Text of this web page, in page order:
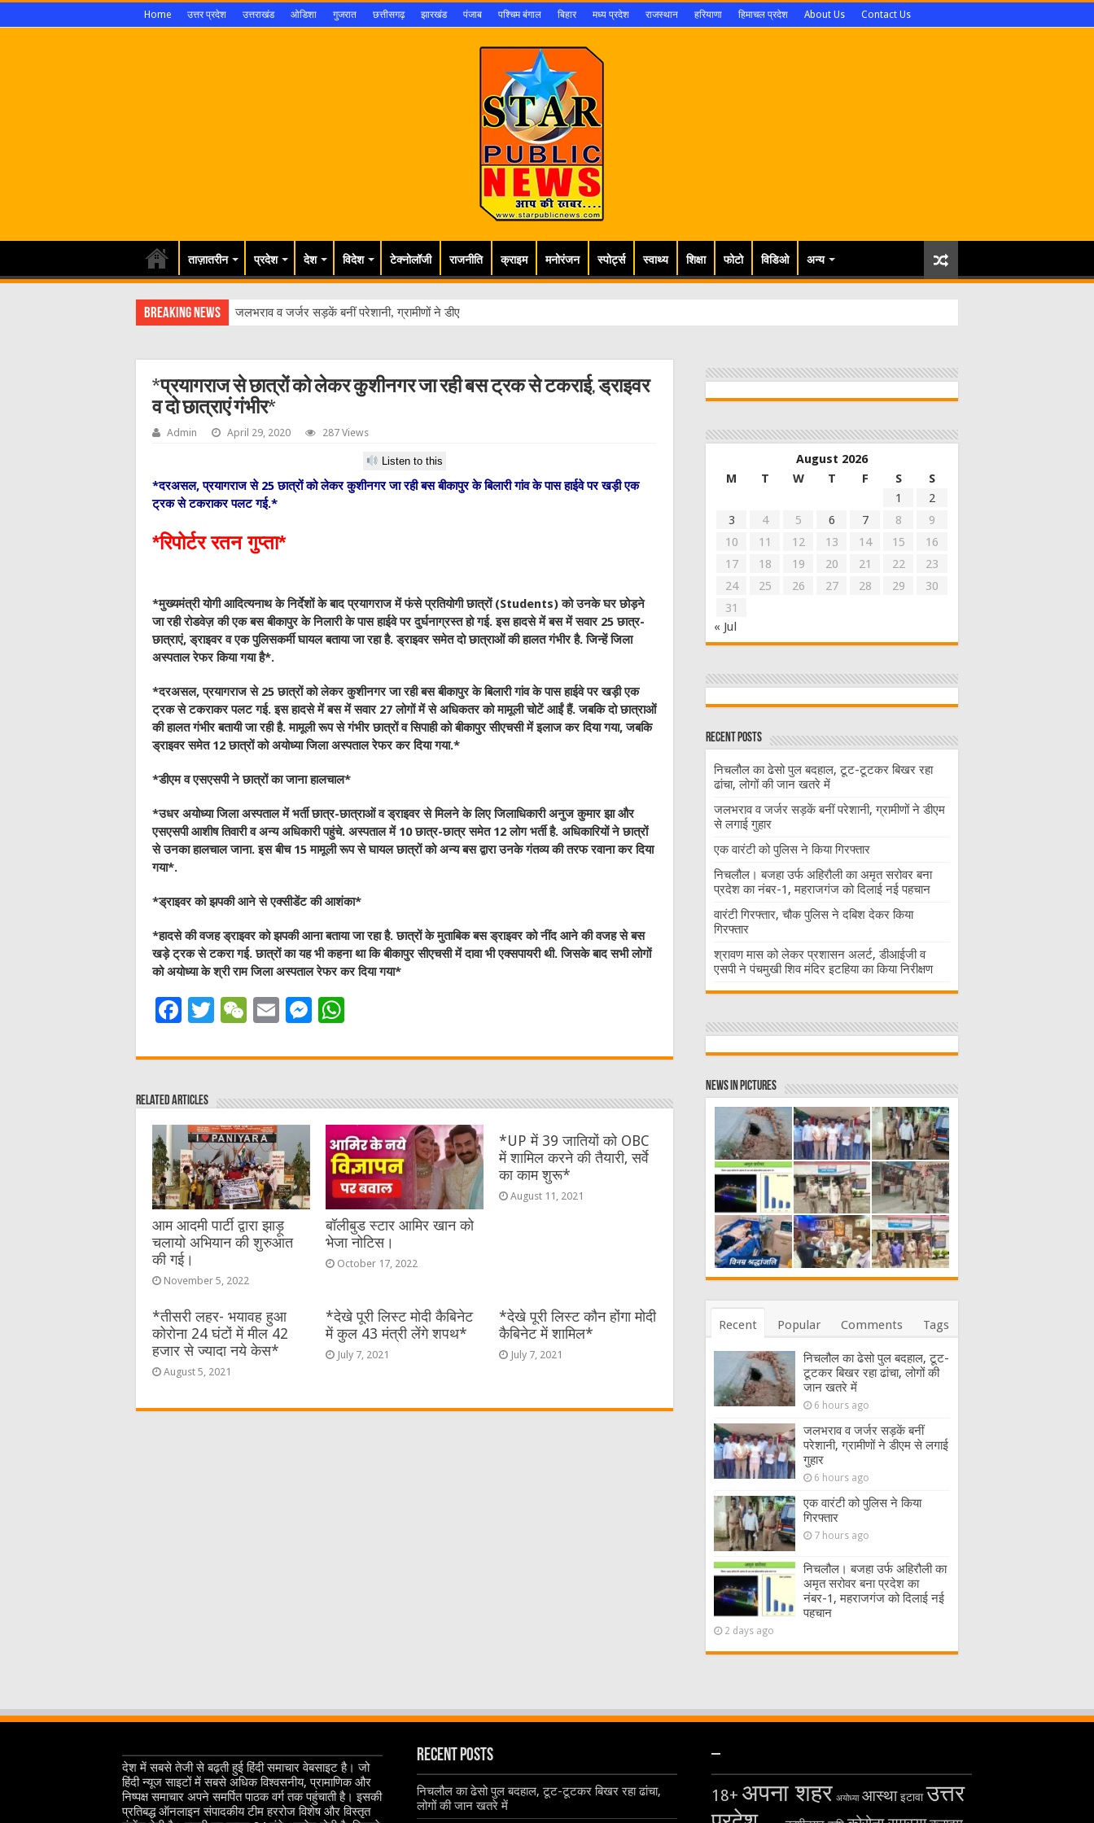
Home उत्तर प्रदेश उत्तराखंड ओडिशा गुजरात छत्तीसगढ़ झारखंड पंजाब पश्चिम बंगाल बिहार मध्य प्रदेश राजस्थान हरियाणा हिमाचल प्रदेश About Us Contact Us
ताज़ातरीन प्रदेश देश विदेश टेक्नोलॉजी राजनीति क्राइम मनोरंजन स्पोर्ट्स स्वाथ्य शिक्षा फोटो विडिओ अन्य
Breaking News जलभराव व जर्जर सड़कें बनीं परेशानी, ग्रामीणों ने डीएम से लगाई गुहार
*प्रयागराज से छात्रों को लेकर कुशीनगर जा रही बस ट्रक से टकराई, ड्राइवर
व दो छात्राएं गंभीर*
Admin April 29, 2020 287 Views
Listen to this
*दरअसल, प्रयागराज से 25 छात्रों को लेकर कुशीनगर जा रही बस बीकापुर के बिलारी गांव के पास हाईवे पर खड़ी एक
ट्रक से टकराकर पलट गई.*
*रिपोर्टर रतन गुप्ता*
*मुख्यमंत्री योगी आदित्यनाथ के निर्देशों के बाद प्रयागराज में फंसे प्रतियोगी छात्रों (Students) को उनके घर छोड़ने
जा रही रोडवेज़ की एक बस बीकापुर के निलारी के पास हाईवे पर दुर्घनाग्रस्त हो गई. इस हादसे में बस में सवार 25 छात्र-
छात्राएं, ड्राइवर व एक पुलिसकर्मी घायल बताया जा रहा है. ड्राइवर समेत दो छात्राओं की हालत गंभीर है. जिन्हें जिला
अस्पताल रेफर किया गया है*.
*दरअसल, प्रयागराज से 25 छात्रों को लेकर कुशीनगर जा रही बस बीकापुर के बिलारी गांव के पास हाईवे पर खड़ी एक
ट्रक से टकराकर पलट गई. इस हादसे में बस में सवार 27 लोगों में से अधिकतर को मामूली चोटें आईं हैं. जबकि दो छात्राओं
की हालत गंभीर बतायी जा रही है. मामूली रूप से गंभीर छात्रों व सिपाही को बीकापुर सीएचसी में इलाज कर दिया गया, जबकि
ड्राइवर समेत 12 छात्रों को अयोध्या जिला अस्पताल रेफर कर दिया गया.*
*डीएम व एसएसपी ने छात्रों का जाना हालचाल*
*उधर अयोध्या जिला अस्पताल में भर्ती छात्र-छात्राओं व ड्राइवर से मिलने के लिए जिलाधिकारी अनुज कुमार झा और
एसएसपी आशीष तिवारी व अन्य अधिकारी पहुंचे. अस्पताल में 10 छात्र-छात्र समेत 12 लोग भर्ती है. अधिकारियों ने छात्रों
से उनका हालचाल जाना. इस बीच 15 मामूली रूप से घायल छात्रों को अन्य बस द्वारा उनके गंतव्य की तरफ रवाना कर दिया
गया*.
*ड्राइवर को झपकी आने से एक्सीडेंट की आशंका*
*हादसे की वजह ड्राइवर को झपकी आना बताया जा रहा है. छात्रों के मुताबिक बस ड्राइवर को नींद आने की वजह से बस
खड़े ट्रक से टकरा गई. छात्रों का यह भी कहना था कि बीकापुर सीएचसी में दावा भी एक्सपायरी थी. जिसके बाद सभी लोगों
को अयोध्या के श्री राम जिला अस्पताल रेफर कर दिया गया*
F
c
e
b
o
o
k
T
it
r
W
C
at
E
ai
M
ss
n
g
er
at
A
p
p
Related Articles
आम आदमी पार्टी द्वारा झाड़ू
चलायो अभियान की शुरुआत
की गई।
November 5, 2022
बॉलीबुड स्टार आमिर खान को
भेजा नोटिस।
October 17, 2022
*UP में 39 जातियों को OBC
में शामिल करने की तैयारी, सर्वे
का काम शुरू*
August 11, 2021
*तीसरी लहर- भयावह हुआ
कोरोना 24 घंटों में मील 42
हजार से ज्यादा नये केस*
August 5, 2021
*देखे पूरी लिस्ट मोदी कैबिनेट
में कुल 43 मंत्री लेंगे शपथ*
July 7, 2021
*देखे पूरी लिस्ट कौन होंगा मोदी
कैबिनेट में शामिल*
July 7, 2021
August 2026
M
T W T F S
S
1
2
3
4 5 6 7 8
9
10
11 12 13 14 15
16
17
18 19 20 21 22
23
24
25 26 27 28 29
30
31
« Jul
Recent Posts
निचलौल का ढेसो पुल बदहाल, टूट-टूटकर बिखर रहा
ढांचा, लोगों की जान खतरे में
जलभराव व जर्जर सड़कें बनीं परेशानी, ग्रामीणों ने डीएम
से लगाई गुहार
एक वारंटी को पुलिस ने किया गिरफ्तार
निचलौल। बजहा उर्फ अहिरौली का अमृत सरोवर बना
प्रदेश का नंबर-1, महराजगंज को दिलाई नई पहचान
वारंटी गिरफ्तार, चौक पुलिस ने दबिश देकर किया
गिरफ्तार
श्रावण मास को लेकर प्रशासन अलर्ट, डीआईजी व
एसपी ने पंचमुखी शिव मंदिर इटहिया का किया निरीक्षण
News in Pictures
Recent Popular Comments Tags
निचलौल का ढेसो पुल बदहाल, टूट-
टूटकर बिखर रहा ढांचा, लोगों की
जान खतरे में
6 hours ago
जलभराव व जर्जर सड़कें बनीं
परेशानी, ग्रामीणों ने डीएम से लगाई
गुहार
6 hours ago
एक वारंटी को पुलिस ने किया
गिरफ्तार
7 hours ago
निचलौल। बजहा उर्फ अहिरौली का
अमृत सरोवर बना प्रदेश का
नंबर-1, महराजगंज को दिलाई नई
पहचान
2 days ago
देश में सबसे तेजी से बढ़ती हुई हिंदी समाचार वेबसाइट है। जो
हिंदी न्यूज साइटों में सबसे अधिक विश्वसनीय, प्रामाणिक और
निष्पक्ष समाचार अपने समर्पित पाठक वर्ग तक पहुंचाती है। इसकी
प्रतिबद्ध ऑनलाइन संपादकीय टीम हररोज विशेष और विस्तृत
Recent Posts
निचलौल का ढेसो पुल बदहाल, टूट-टूटकर बिखर रहा ढांचा,
लोगों की जान खतरे में
–
18+ अपना शहर अयोध्या आस्था इटावा उत्तर